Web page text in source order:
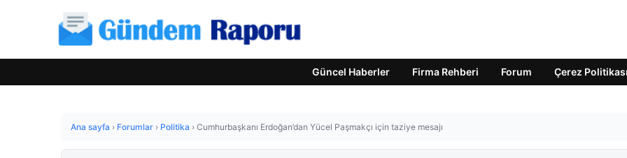
Güncel Haberler Firma Rehberi Forum Çerez Politikası
Ana sayfa › Forumlar › Politika › Cumhurbaşkanı Erdoğan’dan Yücel Paşmakçı için taziye mesajı